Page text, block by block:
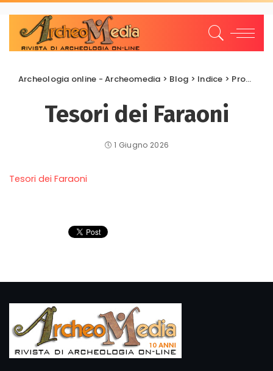
Archeologia online - Archeomedia > Blog > Indice > Promozione Valorizzazione
Tesori dei Faraoni
1 Giugno 2026
Tesori dei Faraoni